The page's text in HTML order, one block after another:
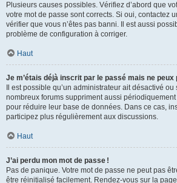
Plusieurs causes possibles. Vérifiez d’abord que
votre mot de passe sont corrects. Si oui, contactez
vérifier que vous n’êtes pas banni. Il est aussi
problème de configuration à corriger.
Haut
Je m’étais déjà inscrit par le passé mais ne peux
Il est possible qu’un administrateur ait désactivé
nombreux forums suppriment aussi
pour réduire leur base de données. Dans ce cas,
participez plus régulièrement aux discussions.
Haut
J’ai perdu mon mot de passe !
Pas de panique. Votre mot de passe ne peut pas
être réinitialisé facilement. Rendez-vous sur la